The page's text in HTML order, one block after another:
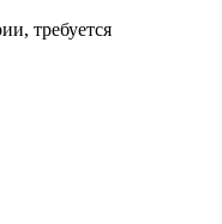
требуется